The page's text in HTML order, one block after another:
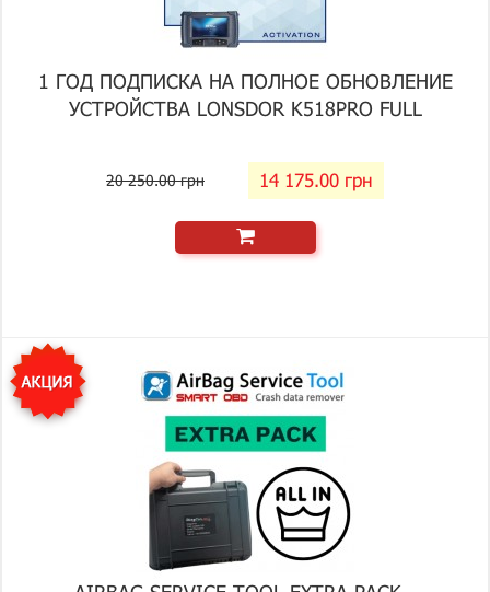
1 ГОД ПОДПИСКА НА ПОЛНОЕ ОБНОВЛЕНИЕ
УСТРОЙСТВА LONSDOR K518PRO FULL
20 250.00 грн 14 175.00 грн